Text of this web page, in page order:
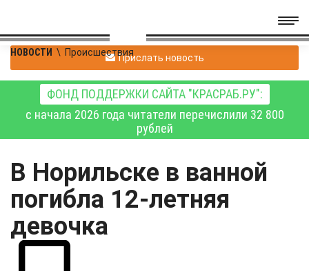
НОВОСТИ \ ПроисшествияПрислать новость
ФОНД ПОДДЕРЖКИ САЙТА "КРАСРАБ.РУ":
с начала 2026 года читатели перечислили 32 800
рублей
В Норильске в ванной
погибла 12-летняя
девочка